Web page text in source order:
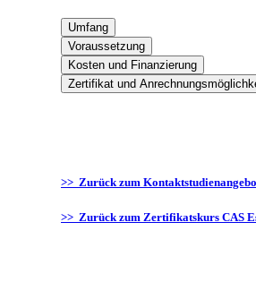
Umfang
Voraussetzung
Kosten und Finanzierung
Zertifikat und
>> Zurück zum
>> Zurück zum Zertifikatskurs CAS